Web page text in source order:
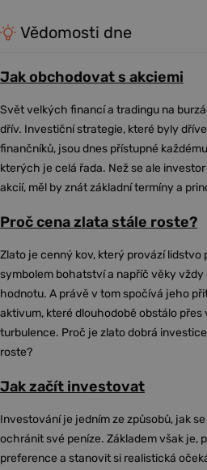
Vědomosti dne
Jak obchodovat s akciemi
Svět velkých financí a tradingu na
dřív. Investiční strategie, které byly
finančníků, jsou dnes přístupné
kterých je celá řada. Než se ale
akcií, měl by znát základní termíny a
Proč cena zlata stále roste?
Zlato je cenný kov, který provází lidstvo
symbolem bohatství a napříč věky vždy
hodnotu. A právě v tom spočívá jeho
aktivum, které dlouhodobě obstálo
turbulence. Proč je zlato dobrá
roste?
Jak začít investovat
Investování je jedním ze způsobů, jak
ochránit své peníze. Základem však je,
preference a stanovit si realistická